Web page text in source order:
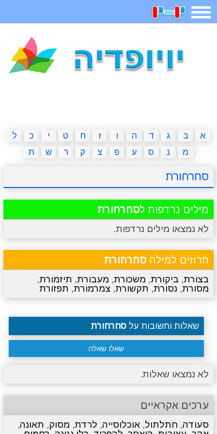
תפריט
איש תלוי מדריכים פוקימון גו מצא הבדלים
יצירה משחקי בנות אשליות חדשות
א ב ג ד ה ו ז ח ט י כ
ל
מ
נ ס ע פ צ ק ר ש ת
סחרחורת
מילים נרדפות לסחרחורת
לא נמצאו מילים נרדפות.
חרוזים למילה סחרחורת
בצורת, ביקורת, משכורת, מעבורת, תיזמורת,
מסורת, נסורת, תקשורת, צמרמורת, תפזורת
שאלות ותשובות על סחרחורת
שאלו שאלה
לא נמצאו שאלות.
ערכים אקראיים
סעודה, חתלתול, אוכלוסייה, לרדת, מסוק, תאונה,